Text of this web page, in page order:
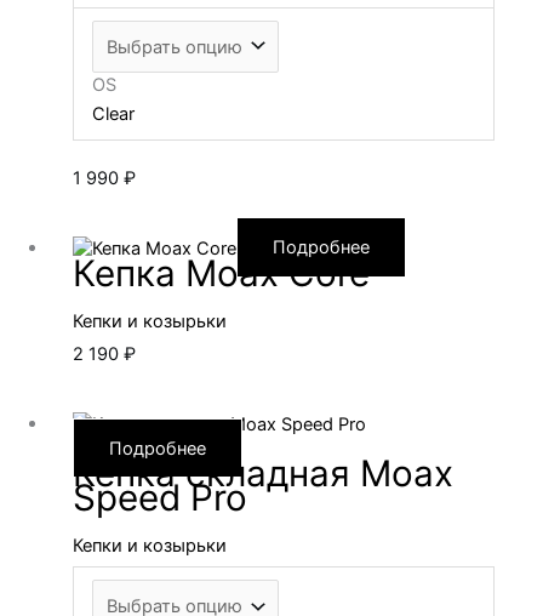
OS
Clear
1 990 ₽
Подробнее
Кепка Moax Core
Кепки и козырьки
2 190 ₽
Подробнее
Кепка складная Moax
Speed Pro
Кепки и козырьки